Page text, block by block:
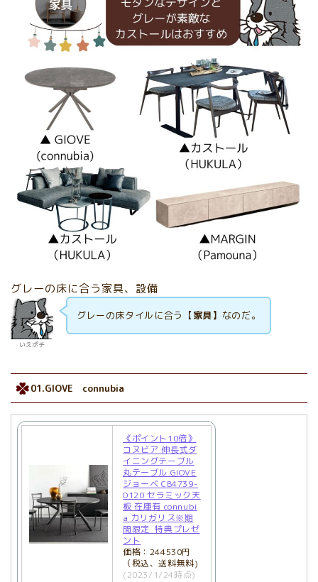
グレーの床に合う家具、設備
いえポチ
グレーの床タイルに合う【家具】 なのだ。
01.GIOVE connubia
《ポイント10倍》
コヌビア 伸長式ダ
イニングテーブル
丸テーブル GIOVE
ジョーベ CB4739-
D120 セラミック天
板 在庫有 connubi
a カリガリス※期
間限定_特典プレゼ
ント
価格：244530円
（税込、送料無料)
(2023/1/24時点)